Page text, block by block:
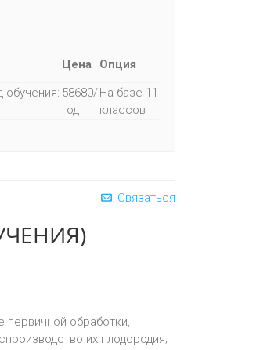
Цена Опция
обучения: 58680/
год
На базе 11
классов
Связаться
первичной обработки,
их плодородия;